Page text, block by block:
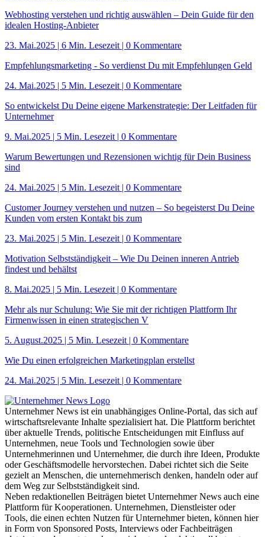
Webhosting verstehen und richtig auswählen – Dein Guide für den
idealen Hosting-Anbieter
23. Mai.2025 | 6 Min. Lesezeit | 0 Kommentare
Empfehlungsmarketing - So verdienst Du mit Empfehlungen Geld
24. Mai.2025 | 5 Min. Lesezeit | 0 Kommentare
So entwickelst Du Deine eigene Markenstrategie: Der Leitfaden für
Unternehmer
9. Mai.2025 | 5 Min. Lesezeit | 0 Kommentare
Warum Bewertungen und Rezensionen wichtig für Dein Business
sind
24. Mai.2025 | 5 Min. Lesezeit | 0 Kommentare
Customer Journey verstehen und nutzen – So begeisterst Du Deine
Kunden vom ersten Kontakt bis zum
23. Mai.2025 | 5 Min. Lesezeit | 0 Kommentare
Motivation Selbstständigkeit – Wie Du Deinen inneren Antrieb
findest und behältst
8. Mai.2025 | 5 Min. Lesezeit | 0 Kommentare
Mehr als nur Schulung: Wie Sie mit der richtigen Plattform Ihr
Firmenwissen in einen strategischen V
5. August.2025 | 5 Min. Lesezeit | 0 Kommentare
Wie Du einen erfolgreichen Marketingplan erstellst
24. Mai.2025 | 5 Min. Lesezeit | 0 Kommentare
Unternehmer News ist ein unabhängiges Online-Portal, das sich auf
wirtschaftsrelevante Inhalte spezialisiert hat. Die Plattform berichtet
über aktuelle Trends, politische Entscheidungen mit Einfluss auf
Unternehmen, neue Tools und Technologien sowie über
Unternehmerinnen und Unternehmer, die durch ihre Ideen, Produkte
oder Geschäftsmodelle hervorstechen. Dabei richtet sich die Seite
gezielt an Menschen, die unternehmerisch denken, handeln oder auf
dem Weg zur Selbstständigkeit sind.
Neben redaktionellen Beiträgen bietet Unternehmer News auch eine
Plattform für Kooperationen. Unternehmen, Dienstleister oder
Tools, die einen echten Nutzen für Unternehmer bieten, können hier
in Form von Sponsored Posts, Interviews oder Fachbeiträgen